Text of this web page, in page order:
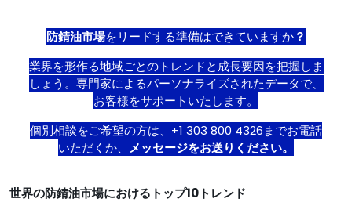
防錆油市場をリードする準備はできていますか？
業界を形作る地域ごとのトレンドと成長要因を把握しま
しょう。専門家によるパーソナライズされたデータで、
お客様をサポ​​ートいたします。
個別相談をご希望の方は、+1 303 800 4326までお電話
いただくか、 メッセージをお送りください。
世界の防錆油市場におけるトップ10トレンド